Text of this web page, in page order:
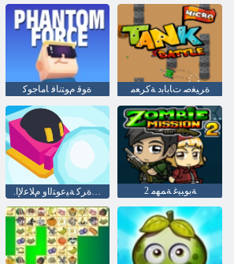
ﺓﻮﻗ ﻡﻮﺘﻧﺎﻓ ﺎﻣﺎﺟﻮﻛ ﺓﺮﻴﻐﺻ ﺕﺎﺑﺎﺑﺩ ﺔﻛﺮﻌﻣ
.ﺞﻠﺜﻟﺍ ﺓﺮﻛ ﺔﻴﻋﻮﺘﻟﺍﻭ ﻡﻼ ﻋﻹ ﺍ 2 ﺔﺑﻮﺒﻴﻏ ﺔﻤﻬﻣ